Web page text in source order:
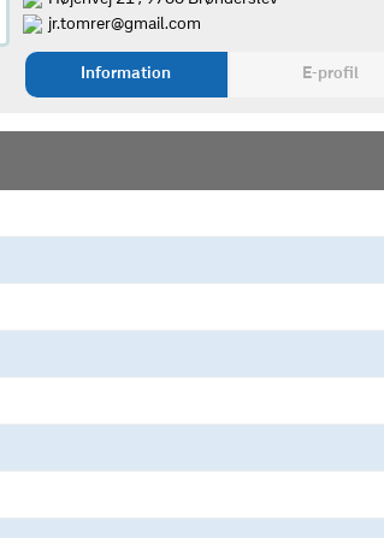
jr.tomrer@gmail.com
Information E-profil